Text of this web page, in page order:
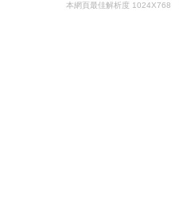
本網頁最佳解析度 1024X768